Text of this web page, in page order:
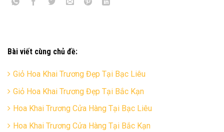
Bài viết cùng chủ đề:
Giỏ Hoa Khai Trương Đẹp Tại Bạc Liêu
Giỏ Hoa Khai Trương Đẹp Tại Bắc Kạn
Hoa Khai Trương Cửa Hàng Tại Bạc Liêu
Hoa Khai Trương Cửa Hàng Tại Bắc Kạn